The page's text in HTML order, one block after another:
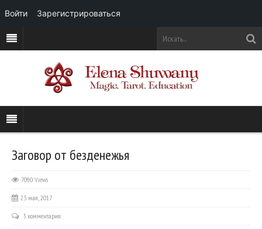
Заговор от безденежья
7090 Views
23 мая, 2017
3 комментария
Войти Зарегистрироваться